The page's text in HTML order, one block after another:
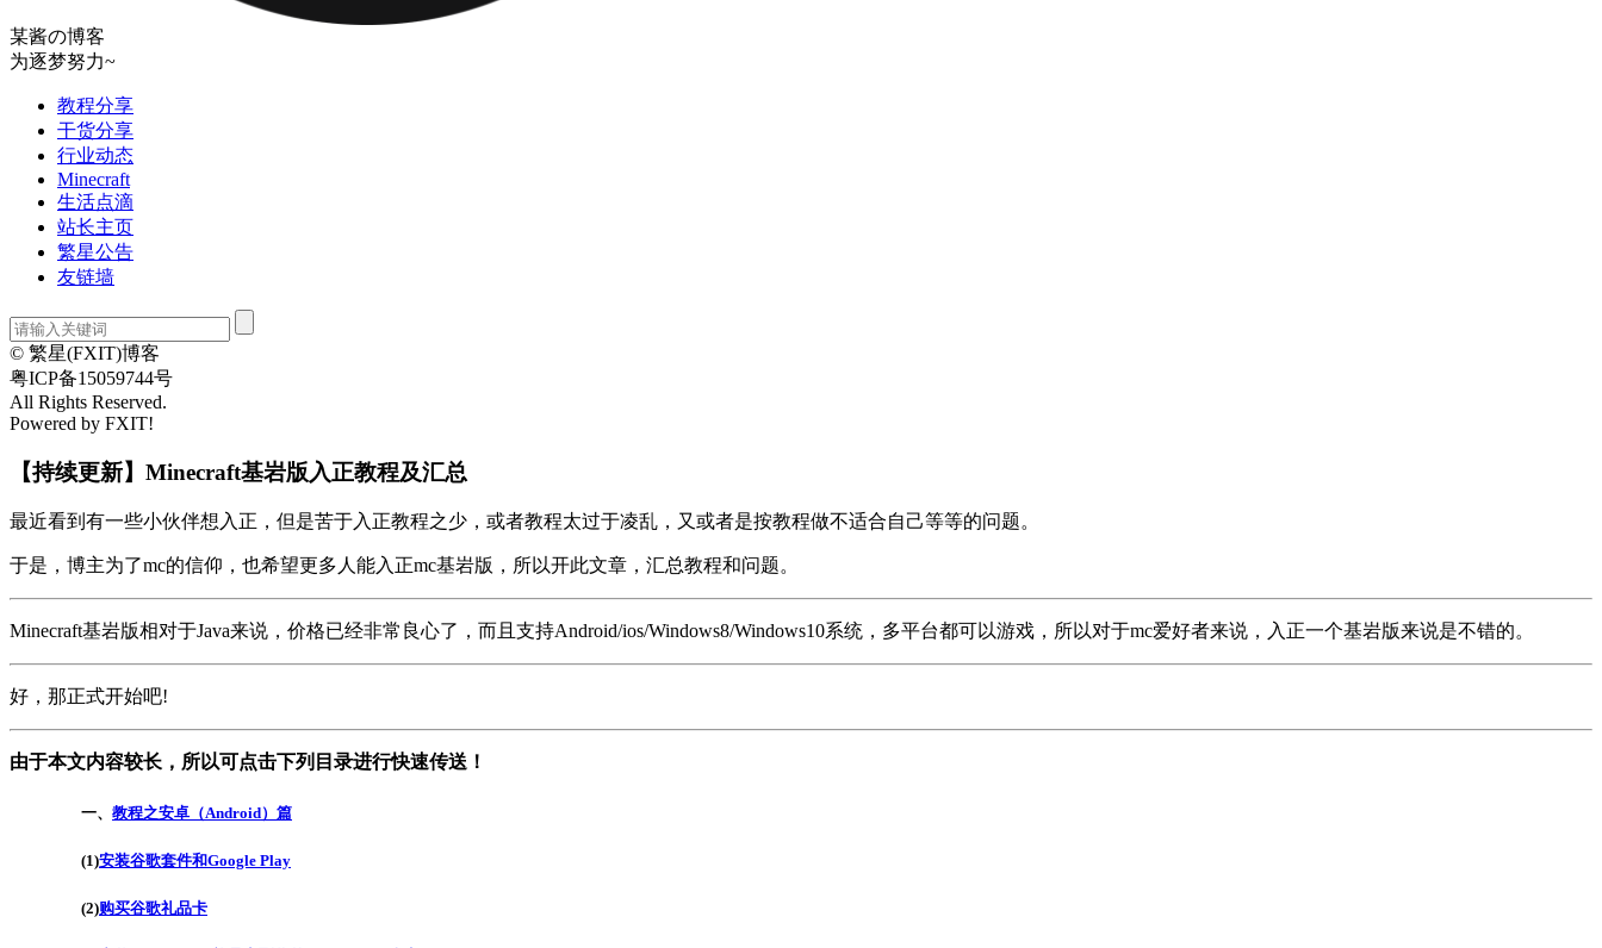
某酱の博客
为逐梦努力~
教程分享
干货分享
行业动态
Minecraft
生活点滴
站长主页
繁星公告
友链墙
© 繁星(FXIT)博客
粤ICP备15059744号
All Rights Reserved.
Powered by FXIT!
【持续更新】Minecraft基岩版入正教程及汇总
最近看到有一些小伙伴想入正，但是苦于入正教程之少，或者教程太过于凌乱，又或者是按教程做不适合自己等等的问题。
于是，博主为了mc的信仰，也希望更多人能入正mc基岩版，所以开此文章，汇总教程和问题。
Minecraft基岩版相对于Java来说，价格已经非常良心了，而且支持Android/ios/Windows8/Windows10系统，多平台都可以游戏，所以对于mc爱好者来说，入正一个基岩版来说是不错的。
好，那正式开始吧!
由于本文内容较长，所以可点击下列目录进行快速传送！
一、 教程之安卓（Android）篇
(1)安装谷歌套件和Google Play
(2)购买谷歌礼品卡